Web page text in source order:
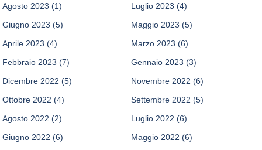
Agosto 2023 (1) Luglio 2023 (4)
Giugno 2023 (5) Maggio 2023 (5)
Aprile 2023 (4) Marzo 2023 (6)
Febbraio 2023 (7) Gennaio 2023 (3)
Dicembre 2022 (5) Novembre 2022 (6)
Ottobre 2022 (4) Settembre 2022 (5)
Agosto 2022 (2) Luglio 2022 (6)
Giugno 2022 (6) Maggio 2022 (6)